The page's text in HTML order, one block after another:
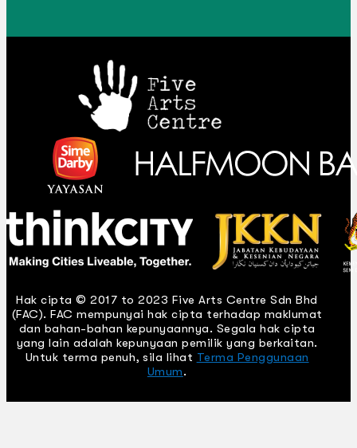
Hak cipta © 2017 to 2023 Five Arts Centre Sdn Bhd
(FAC). FAC mempunyai hak cipta terhadap maklumat
dan bahan-bahan kepunyaannya. Segala hak cipta
yang lain adalah kepunyaan pemilik yang berkaitan.
Untuk terma penuh, sila lihat Terma Penggunaan
Umum.